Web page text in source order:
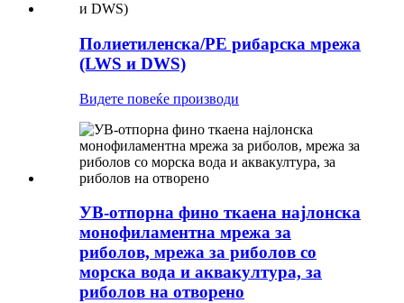
Полиетиленска/PE рибарска мрежа
(LWS и DWS)
Видете повеќе производи
УВ-отпорна фино ткаена најлонска
монофиламентна мрежа за
риболов, мрежа за риболов со
морска вода и аквакултура, за
риболов на отворено